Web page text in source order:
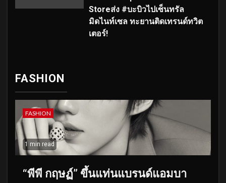
Storeส่ง #บะบิวไปเซ็นทรัล
มิดไนท์เซล ทะยานติดเทรนด์ทวิต
เตอร์!
FASHION
FASHION
1 min read
“พีพี กฤษฏ์” ขึ้นแท่นแบรนด์แอมบา